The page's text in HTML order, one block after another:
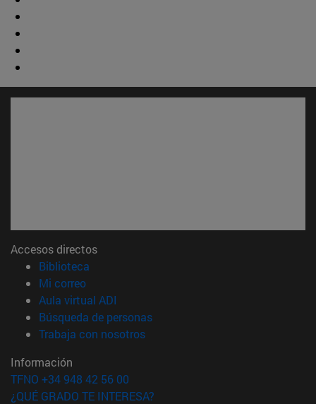
Accesos directos
Biblioteca
Mi correo(abre en nueva ventana)
Aula virtual ADI
Búsqueda de personas(abre en nueva ventana)
Trabaja con nosotros(abre en nueva ventana)
Información
TFNO +34 948 42 56 00
¿QUÉ GRADO TE INTERESA?